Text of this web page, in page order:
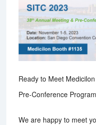
Ready to Meet
Pre-Conference
We are happy to meet